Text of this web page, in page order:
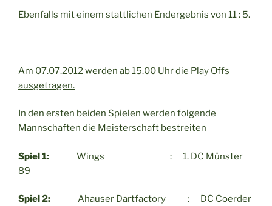
Ebenfalls mit einem stattlichen Endergebnis von 11 : 5.
Am 07.07.2012 werden ab 15.00 Uhr die Play Offs
ausgetragen.
In den ersten beiden Spielen werden folgende
Mannschaften die Meisterschaft bestreiten
Spiel 1: Wings : 1. DC Münster
89
Spiel 2: Ahauser Dartfactory : DC Coerder